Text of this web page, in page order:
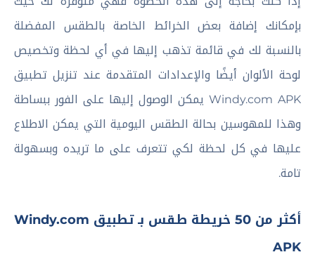
بإمكانك إضافة بعض الخرائط الخاصة بالطقس المفضلة
بالنسبة لك في قائمة تذهب إليها في أي لحظة وتخصيص
لوحة الألوان أيضًا والإعدادات المتقدمة عند تنزيل تطبيق
Windy.com APK يمكن الوصول إليها على الفور ببساطة
وهذا للمهوسين بحالة الطقس اليومية التي يمكن الاطلاع
عليها في كل لحظة لكي تتعرف على ما تريده وبسهولة
تامة.
أكثر من 50 خريطة طقس بـ تطبيق Windy.com
APK